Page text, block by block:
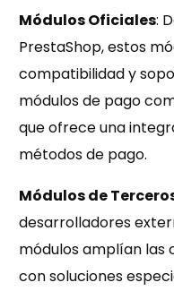
Módulos Oficiales:
PrestaShop, estos
compatibilidad y
módulos de pago
que ofrece una
métodos de pago.
Módulos de
desarrolladores
módulos amplían las
con soluciones